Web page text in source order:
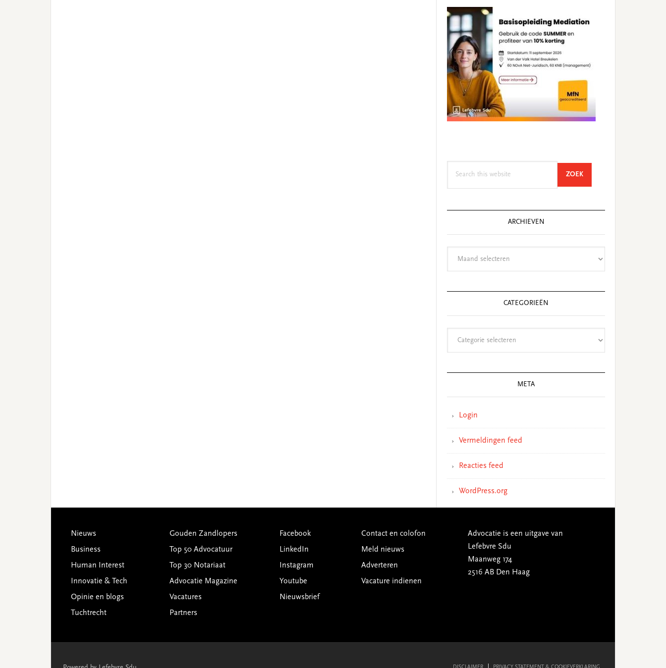
ZOEKSEARCH
ARCHIEVEN
CATEGORIEËN
META
Login
Vermeldingen feed
Reacties feed
WordPress.org
Footer
Nieuws
Business
Human Interest
Innovatie & Tech
Opinie en blogs
Tuchtrecht
Gouden Zandlopers
Top 50 Advocatuur
Top 30 Notariaat
Advocatie Magazine
Vacatures
Partners
Facebook
LinkedIn
Instagram
Youtube
Nieuwsbrief
Contact en colofon
Meld nieuws
Adverteren
Vacature indienen
Advocatie is een uitgave van
Lefebvre Sdu
Maanweg 174
2516 AB Den Haag